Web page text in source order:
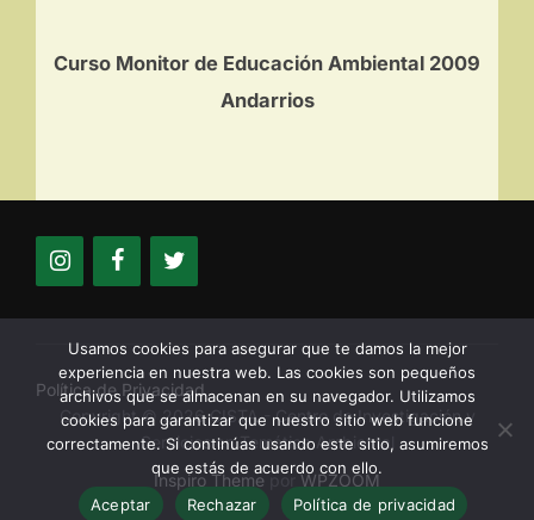
Curso Monitor de Educación Ambiental 2009
Andarrios
Política de Privacidad
Copyright © 2026 CISTA - Centro de Investigación y
Servicios en Temática Ambiental
Inspiro ThemeporWPZOOM
Usamos cookies para asegurar que te damos la mejor
experiencia en nuestra web. Las cookies son pequeños
archivos que se almacenan en su navegador. Utilizamos
cookies para garantizar que nuestro sitio web funcione
correctamente. Si continúas usando este sitio, asumiremos
que estás de acuerdo con ello.
Aceptar
Rechazar Política de privacidad